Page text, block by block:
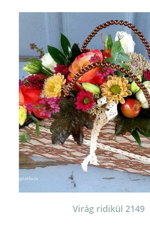
Virág ridikül 2149